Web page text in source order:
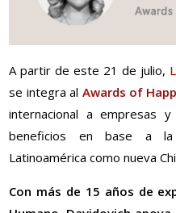
A partir de este 21 de julio,
se integra al Awards of
internacional a empresas
beneficios en base a la
Latinoamérica como nueva
Con más de 15 años de